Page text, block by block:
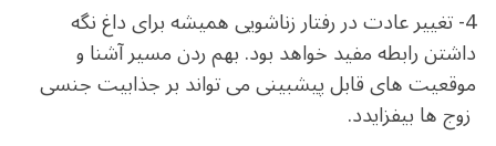
4- تغییر عادت در رفتار زناشویی همیشه برای داغ نگه
داشتن رابطه مفید خواهد بود. بهم ردن مسیر آشنا و
موقعیت های قابل پیشبینی می تواند بر جذابیت جنسی
زوج ها بیفزایدد.